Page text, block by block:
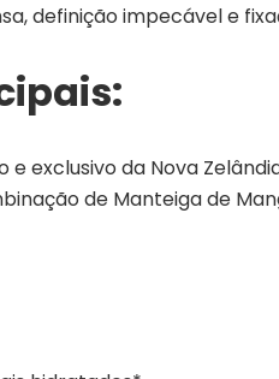
definição impecável e
e exclusivo da Nova
de Manteiga de